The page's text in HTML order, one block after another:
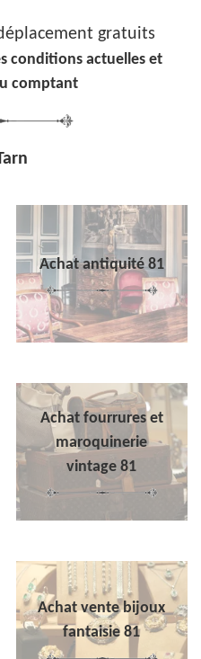
gratuits
conditions actuelles et
comptant
Achat antiquité 81
Achat fourrures et
maroquinerie
vintage 81
Achat vente bijoux
fantaisie 81